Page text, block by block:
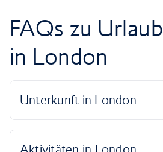
FAQs zu Urlaub
in London